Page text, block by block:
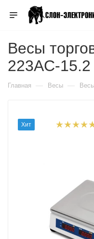
Весы
223AC-
Главная — Весы —
Хит